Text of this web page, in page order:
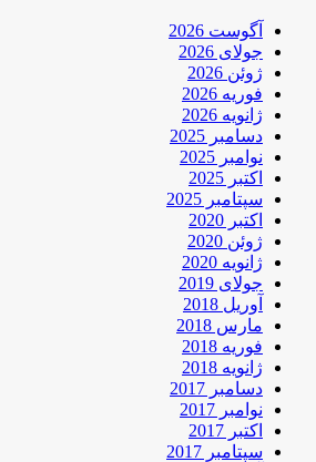
آگوست 2026
جولای 2026
ژوئن 2026
فوریه 2026
ژانویه 2026
دسامبر 2025
نوامبر 2025
اکتبر 2025
سپتامبر 2025
اکتبر 2020
ژوئن 2020
ژانویه 2020
جولای 2019
آوریل 2018
مارس 2018
فوریه 2018
ژانویه 2018
دسامبر 2017
نوامبر 2017
اکتبر 2017
سپتامبر 2017